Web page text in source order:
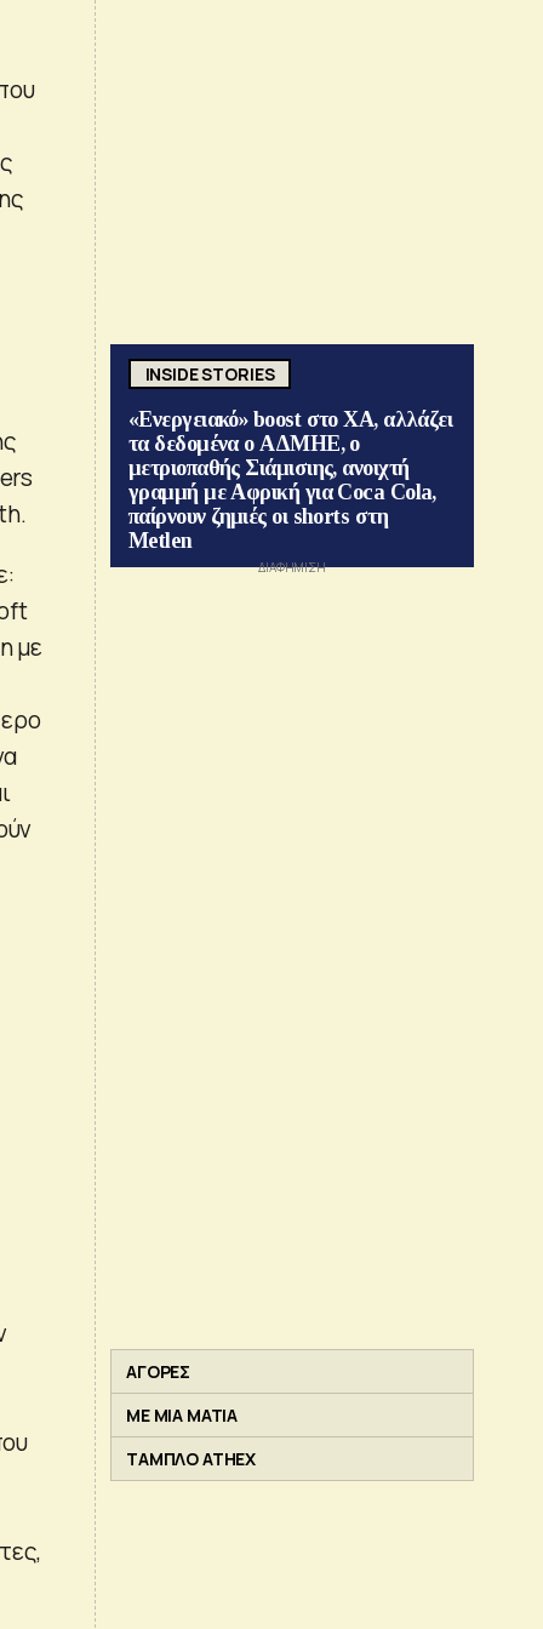
με
INSIDE STORIES
«Ενεργειακό» boost στο ΧΑ, αλλάζει
τα δεδομένα ο ΑΔΜΗΕ, ο
μετριοπαθής Σιάμισιης, ανοιχτή
γραμμή με Αφρική για Coca Cola,
παίρνουν ζημιές οι shorts στη
Metlen
ΑΓΟΡΕΣ
ΜΕ ΜΙΑ ΜΑΤΙΑ
ΤΑΜΠΛΟ ATHEX